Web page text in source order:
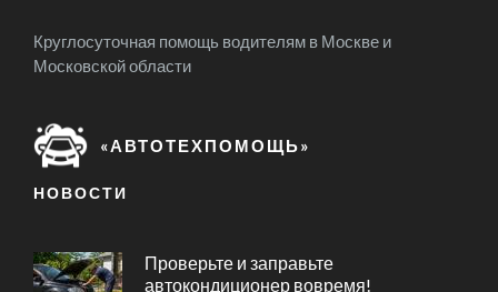
Круглосуточная помощь водителям в Москве и
Московской области
«АВТОТЕХПОМОЩЬ»
НОВОСТИ
Проверьте и заправьте
автокондиционер вовремя!